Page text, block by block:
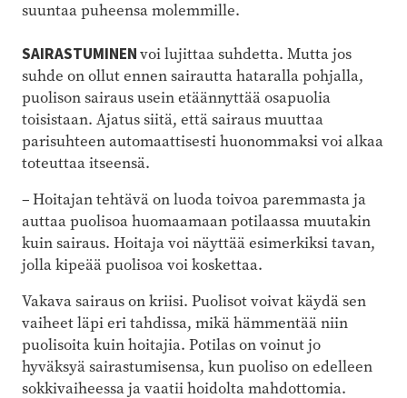
suuntaa puheensa molemmille.
SAIRASTUMINENvoi lujittaa suhdetta. Mutta jos
suhde on ollut ennen sairautta hataralla pohjalla,
puolison sairaus usein etäännyttää osapuolia
toisistaan. Ajatus siitä, että sairaus muuttaa
parisuhteen automaattisesti huonommaksi voi alkaa
toteuttaa itseensä.
– Hoitajan tehtävä on luoda toivoa paremmasta ja
auttaa puolisoa huomaamaan potilaassa muutakin
kuin sairaus. Hoitaja voi näyttää esimerkiksi tavan,
jolla kipeää puolisoa voi koskettaa.
Vakava sairaus on kriisi. Puolisot voivat käydä sen
vaiheet läpi eri tahdissa, mikä hämmentää niin
puolisoita kuin hoitajia. Potilas on voinut jo
hyväksyä sairastumisensa, kun puoliso on edelleen
sokkivaiheessa ja vaatii hoidolta mahdottomia.